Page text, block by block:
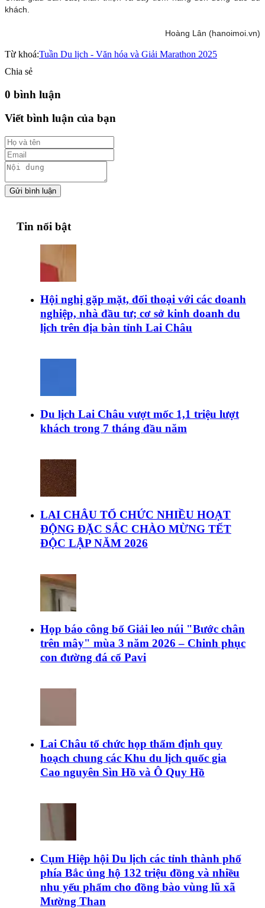
khách.
Hoàng Lân (hanoimoi.vn)
Từ khoá:Tuần Du lịch - Văn hóa và Giải Marathon 2025
Chia sẻ
0 bình luận
Viết bình luận của bạn
Gửi bình luận
Tin nổi bật
Hội nghị gặp mặt, đối thoại với các doanh
nghiệp, nhà đầu tư; cơ sở kinh doanh du
lịch trên địa bàn tỉnh Lai Châu
Du lịch Lai Châu vượt mốc 1,1 triệu lượt
khách trong 7 tháng đầu năm
LAI CHÂU TỔ CHỨC NHIỀU HOẠT
ĐỘNG ĐẶC SẮC CHÀO MỪNG TẾT
ĐỘC LẬP NĂM 2026
Họp báo công bố Giải leo núi "Bước chân
trên mây" mùa 3 năm 2026 – Chinh phục
con đường đá cổ Pavi
Lai Châu tổ chức họp thẩm định quy
hoạch chung các Khu du lịch quốc gia
Cao nguyên Sìn Hồ và Ô Quy Hồ
Cụm Hiệp hội Du lịch các tỉnh thành phố
phía Bắc ủng hộ 132 triệu đồng và nhiều
nhu yếu phẩm cho đồng bào vùng lũ xã
Mường Than